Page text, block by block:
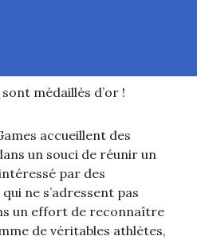
médaillés d’or !
accueillent des
un souci de réunir un
par des
ne s’adressent pas
un effort de reconnaître
de véritables athlètes,